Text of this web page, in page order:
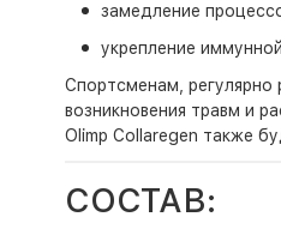
замедление
укрепление
Спортсменам, регулярно
возникновения травм и
Olimp Collaregen также
СОСТАВ: